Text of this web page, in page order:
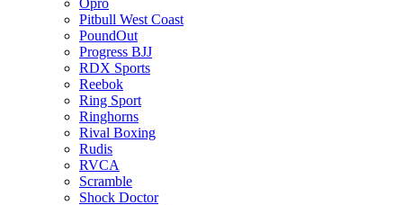
Opro
Pitbull West Coast
PoundOut
Progress BJJ
RDX Sports
Reebok
Ring Sport
Ringhorns
Rival Boxing
Rudis
RVCA
Scramble
Shock Doctor